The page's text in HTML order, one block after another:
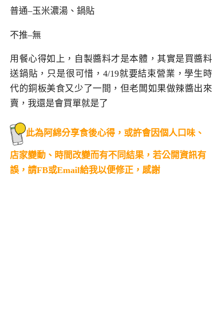
普通–玉米濃湯、鍋貼
不推–無
用餐心得如上，自製醬料才是本體，其實是買醬料
送鍋貼，只是很可惜，4/19就要結束營業，學生時
代的銅板美食又少了一間，但老闆如果做辣醬出來
賣，我還是會買單就是了
此為阿綿分享食後心得，或許會因個人口味、
店家變動、時間改變而有不同結果，若公開資訊有
誤，請FB或Email給我以便修正，感謝